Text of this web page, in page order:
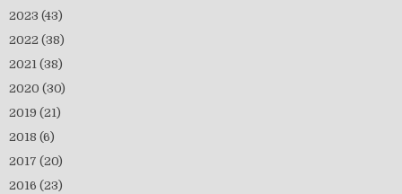
2023 (43)
2022 (38)
2021 (38)
2020 (30)
2019 (21)
2018 (6)
2017 (20)
2016 (23)